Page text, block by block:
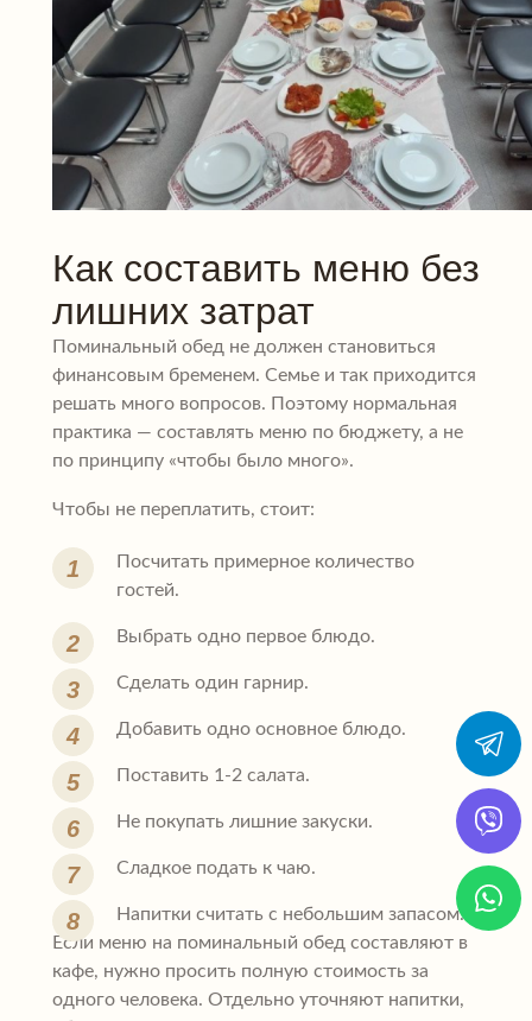
Как составить меню без
лишних затрат
Поминальный обед не должен становиться
финансовым бременем. Семье и так приходится
решать много вопросов. Поэтому нормальная
практика — составлять меню по бюджету, а не
по принципу «чтобы было много».
Чтобы не переплатить, стоит:
Посчитать примерное количество
гостей.
Выбрать одно первое блюдо.
Сделать один гарнир.
Добавить одно основное блюдо.
Поставить 1-2 салата.
Не покупать лишние закуски.
Сладкое подать к чаю.
Напитки считать с небольшим запасом.
Если меню на поминальный обед составляют в
кафе, нужно просить полную стоимость за
одного человека. Отдельно уточняют напитки,